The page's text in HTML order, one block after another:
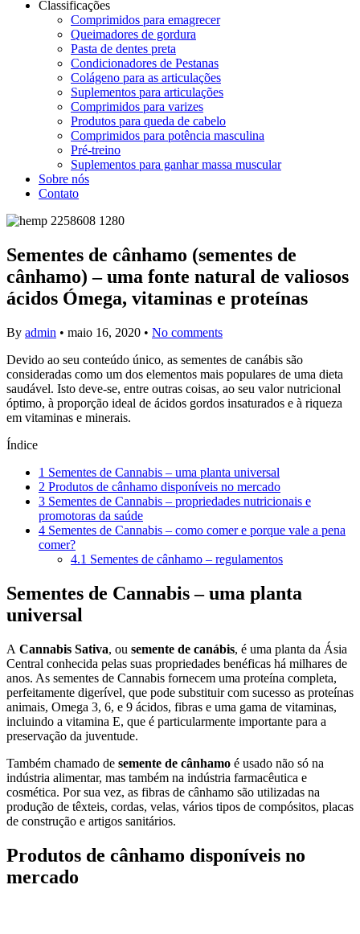
Classificações
Comprimidos para emagrecer
Queimadores de gordura
Pasta de dentes preta
Condicionadores de Pestanas
Colágeno para as articulações
Suplementos para articulações
Comprimidos para varizes
Produtos para queda de cabelo
Comprimidos para potência masculina
Pré-treino
Suplementos para ganhar massa muscular
Sobre nós
Contato
Sementes de cânhamo (sementes de
cânhamo) – uma fonte natural de valiosos
ácidos Ómega, vitaminas e proteínas
By admin • maio 16, 2020 • No comments
Devido ao seu conteúdo único, as sementes de canábis são
consideradas como um dos elementos mais populares de uma dieta
saudável. Isto deve-se, entre outras coisas, ao seu valor nutricional
óptimo, à proporção ideal de ácidos gordos insaturados e à riqueza
em vitaminas e minerais.
Índice
1 Sementes de Cannabis – uma planta universal
2 Produtos de cânhamo disponíveis no mercado
3 Sementes de Cannabis – propriedades nutricionais e
promotoras da saúde
4 Sementes de Cannabis – como comer e porque vale a pena
comer?
4.1 Sementes de cânhamo – regulamentos
Sementes de Cannabis – uma planta
universal
A Cannabis Sativa, ou semente de canábis, é uma planta da Ásia
Central conhecida pelas suas propriedades benéficas há milhares de
anos. As sementes de Cannabis fornecem uma proteína completa,
perfeitamente digerível, que pode substituir com sucesso as proteínas
animais, Omega 3, 6, e 9 ácidos, fibras e uma gama de vitaminas,
incluindo a vitamina E, que é particularmente importante para a
preservação da juventude.
Também chamado de semente de cânhamo é usado não só na
indústria alimentar, mas também na indústria farmacêutica e
cosmética. Por sua vez, as fibras de cânhamo são utilizadas na
produção de têxteis, cordas, velas, vários tipos de compósitos, placas
de construção e artigos sanitários.
Produtos de cânhamo disponíveis no
mercado